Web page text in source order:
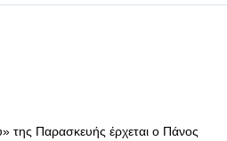
της Παρασκευής έρχεται ο Πάνος